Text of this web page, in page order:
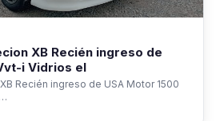
XB Recién ingreso de
i Vidrios el
Recién ingreso de USA Motor 1500